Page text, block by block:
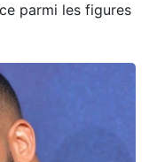
parmi les figures